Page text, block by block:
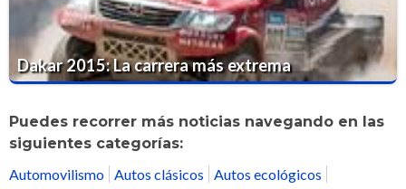
Dakar 2015: La carrera más extrema
Puedes recorrer más noticias navegando en las
siguientes categorías:
Automovilismo
Autos clásicos Autos ecológicos